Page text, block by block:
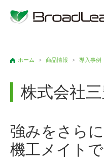
ホーム > 商品情報 > 導入事例
株式会社
強みをさらに
機工メイト